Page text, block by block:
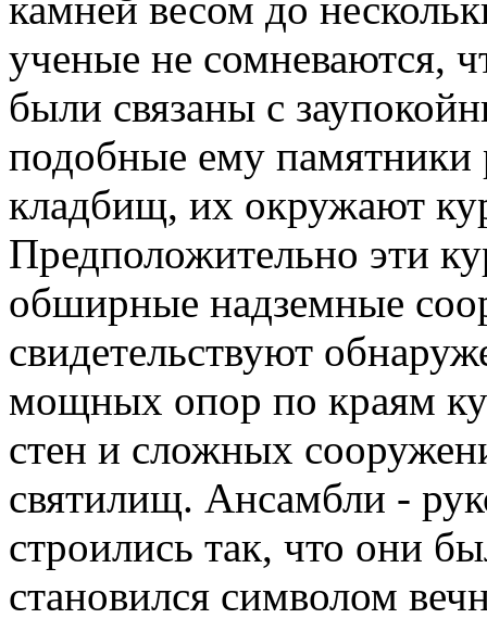
ученые не сомневаются,
были связаны с
подобные ему памятники
кладбищ, их окружают
Предположительно эти
обширные надземные
свидетельствуют
мощных опор по краям
стен и сложных
святилищ. Ансамбли -
строились так, что они
становился символом